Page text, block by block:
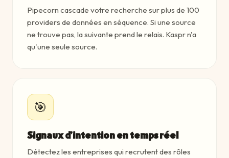
Pipecorn cascade votre recherche sur plus de 100
providers de données en séquence. Si une source
ne trouve pas, la suivante prend le relais. Kaspr n'a
qu'une seule source.
🎯
Signaux d'intention en temps réel
Détectez les entreprises qui recrutent des rôles